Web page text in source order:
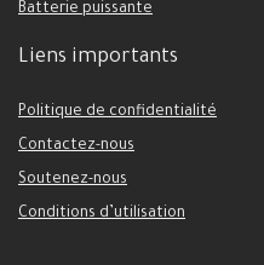
Batterie puissante
Liens importants
Politique de confidentialité
Contactez-nous
Soutenez-nous
Conditions d’utilisation